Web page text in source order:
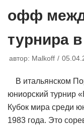
офф
турнира
автор: Malkoff
В итальянском
юниорский турнир
Кубок мира среди
1983 года. Это